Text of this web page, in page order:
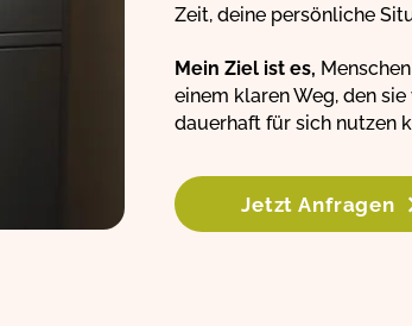
Zeit, deine persönliche
Mein Ziel ist es,
einem klaren Weg, den
dauerhaft für sich nutzen
Jetzt Anfragen